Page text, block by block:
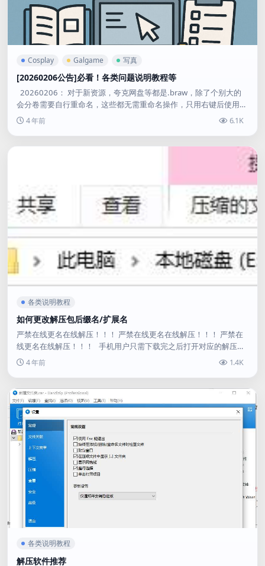
Cosplay Galgame 写真
[20260206公告]必看！各类问题说明教程等
20260206： 对于新资源，夸克网盘等都是.braw，除了个别大的
会分卷需要自行重命名，这些都无需重命名操作，只用右键后使用B
andizip直接智能解压即可！...
4 年前 6.1K
各类说明教程
如何更改解压包后缀名/扩展名
严禁在线更名在线解压！！！ 严禁在线更名在线解压！！！ 严禁在
线更名在线解压！！！ 手机用户只需下载完之后打开对应的解压软
件再进行重命名，将.zi .zi删除p ...
4 年前 1.4K
各类说明教程
解压软件推荐